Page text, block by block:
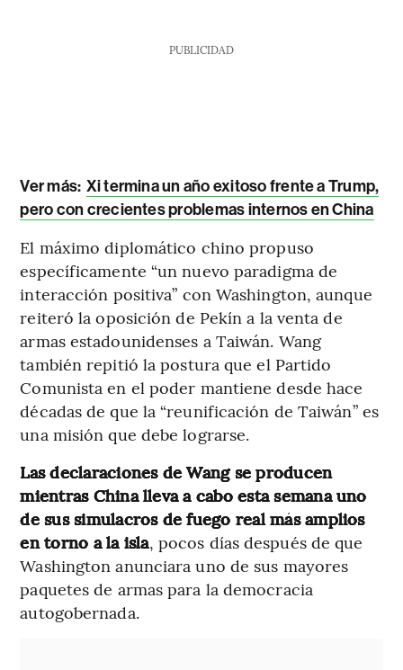
PUBLICIDAD
Ver más: Xi termina un año exitoso frente a Trump,
pero con crecientes problemas internos en China
El máximo diplomático chino propuso
específicamente “un nuevo paradigma de
interacción positiva” con Washington, aunque
reiteró la oposición de Pekín a la venta de
armas estadounidenses a Taiwán. Wang
también repitió la postura que el Partido
Comunista en el poder mantiene desde hace
décadas de que la “reunificación de Taiwán” es
una misión que debe lograrse.
Las declaraciones de Wang se producen
mientras China lleva a cabo esta semana uno
de sus simulacros de fuego real más amplios
en torno a la isla, pocos días después de que
Washington anunciara uno de sus mayores
paquetes de armas para la democracia
autogobernada.